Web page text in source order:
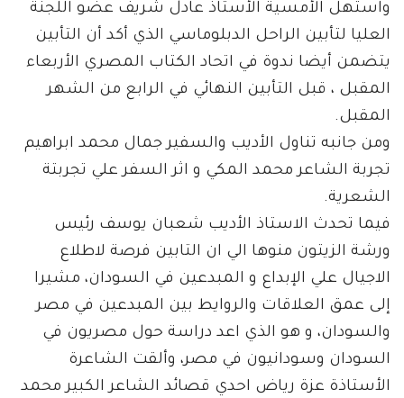
واستهل الأمسية الأستاذ عادل شريف عضو اللجنة
العليا لتأبين الراحل الدبلوماسي الذي أكد أن التأبين
يتضمن أيضا ندوة في اتحاد الكتاب المصري الأربعاء
المقبل ، قبل التأبين النهائي في الرابع من الشهر
المقبل.
ومن جانبه تناول الأديب والسفير جمال محمد ابراهيم
تجربة الشاعر محمد المكي و اثر السفر علي تجربتة
الشعرية.
فيما تحدث الاستاذ الأديب شعبان يوسف رئيس
ورشة الزيتون منوها الي ان التابين فرصة لاطلاع
الاجيال علي الإبداع و المبدعين في السودان، مشيرا
إلى عمق العلاقات والروايط بين المبدعين في مصر
والسودان، و هو الذي اعد دراسة حول مصريون في
السودان وسودانيون في مصر، وألقت الشاعرة
الأستاذة عزة رياض احدي قصائد الشاعر الكبير محمد